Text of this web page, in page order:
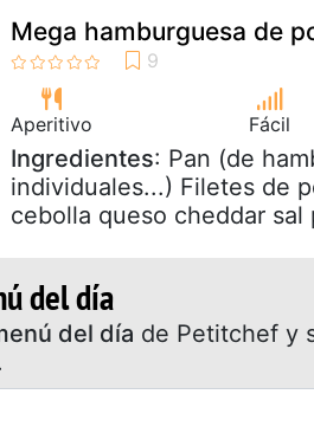
Mega hamburguesa de
Aperitivo Fácil
Ingredientes: Pan (de
individuales...) Filetes de
cebolla queso cheddar sal
del día
del día de Petitchef y